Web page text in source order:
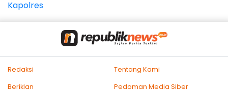
Redaksi
Tentang Kami
Beriklan
Pedoman Media Siber